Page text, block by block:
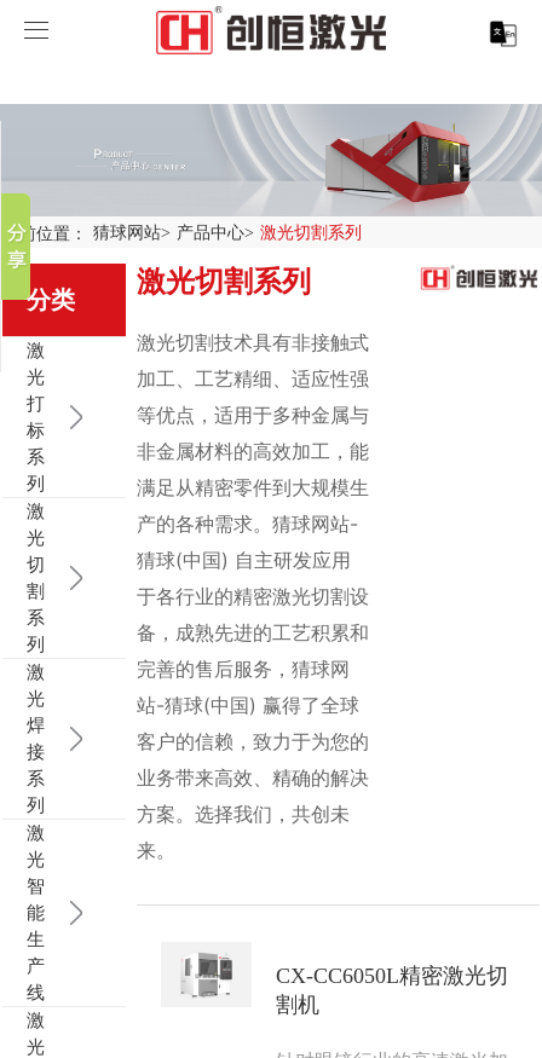
猜球网站
产品中心
激光打标系列
光纤激光打标机
紫外线激光打标机
CO2激光打标机
在线飞行激光打标机
CX-3D系列激光打标机
EM-Smart 系列
激光切割系列
精密激光切割机
大幅激光切割机
管材激光切割机
激光焊接系列
猜球网站-猜球(中国) CX-CE-1500手持焊接机_激光焊
猜球网站-猜球(中国) 机械手臂激光焊接机
电机定转子铁芯单工位激光焊接机
猜球网站-猜球(中国) 双头双工位铁芯激光焊接机
新能源电机定转子铁芯激光焊接机
猜球网站-猜球(中国) 阀芯焊接工作站
新能源汽车零配件激光焊接机
激光智能生产线
新能源电机定子铁芯激光焊接产线
新能源电机转子铁芯自动检测压铆产线
激光清洗系列
猜球网站-猜球(中国) 清洗机
激光加工服务
电机定转子铁芯快速打样加工服务
案例展示
行业解决方案
汽车行业激光智能解决方案
轨道交通行业激光智能加工解决方案
水泵风机行业
眼镜行业
水暖洁具行业
厨具五金行业
包装赋码及标机
礼品定制
低压电气行业
客户案例
关于创恒
科技创恒
加入创恒
猜球网站
猜球网站
展会活动
行业动态
猜球网站-猜球(中国)
当前位置： 猜球网站> 产品中心> 激光切割系列
分类
激
光
打
标
系
列
激
光
切
割
系
列
激
光
焊
接
系
列
激
光
智
能
生
产
线
激
光
激光切割系列
激光切割技术具有非接触式
加工、工艺精细、适应性强
等优点，适用于多种金属与
非金属材料的高效加工，能
满足从精密零件到大规模生
产的各种需求。猜球网站-
猜球(中国) 自主研发应用
于各行业的精密激光切割设
备，成熟先进的工艺积累和
完善的售后服务，猜球网
站-猜球(中国) 赢得了全球
客户的信赖，致力于为您的
业务带来高效、精确的解决
方案。选择我们，共创未
来。
CX-CC6050L精密激光切
割机
微信
百度贴吧
QQ好友